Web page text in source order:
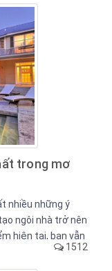
trong mơ
nhiều những ý
ngôi nhà trở nên
hiện tại, bạn vẫn
của mình,
lập kế hoạch cho
1512